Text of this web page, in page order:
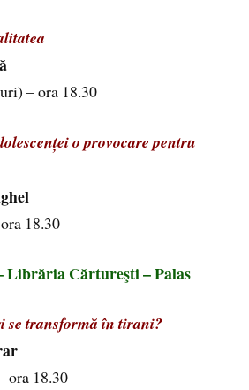
– ora 18.30
o provocare pentru
18.30
Librăria Cărtureşti – Palas
se transformă în tirani?
ora 18.30